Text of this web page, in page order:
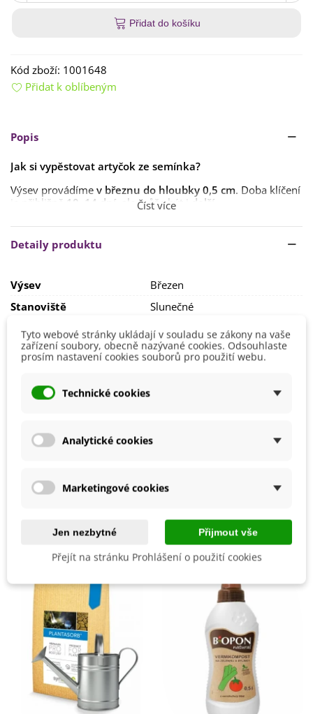
Přidat do košíku
Kód zboží: 1001648
Přidat k oblíbeným
Popis
Jak si vypěstovat artyčok ze semínka?
Výsev provádíme v březnu do hloubky 0,5 cm. Doba klíčení
je přibližně 10–14 dní , ale může být i delší
Ven,na slunečné stanovištěpřesazujeme rostlinuve
druhé polovině května
Artyčoku vyhovuje
výživná
mrazy .
Číst více
Detaily produktu
Výsev
Březen
Stanoviště
Slunečné
Barva Plodů
Zelená
BIO Kvalita
Ne
Výrobce
Sklizeň
Říjen
Srpen
Ranost
Polopozdní
Mohlo by se také hodit
Tyto webové stránky ukládají v souladu se zákony na vaše
zařízení soubory, obecně nazývané cookies. Odsouhlaste
prosím nastavení cookies souborů pro použití webu.
Technické cookies
Analytické cookies
Marketingové cookies
Jen nezbytné Přijmout vše
Přejít na stránku Prohlášení o použití cookies